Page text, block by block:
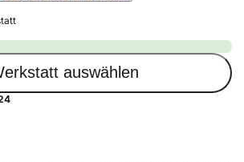
auswählen